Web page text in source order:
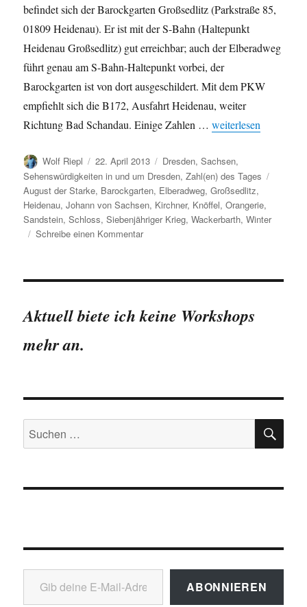
befindet sich der Barockgarten Großsedlitz (Parkstraße 85,
01809 Heidenau). Er ist mit der S-Bahn (Haltepunkt
Heidenau Großsedlitz) gut erreichbar; auch der Elberadweg
führt genau am S-Bahn-Haltepunkt vorbei, der
Barockgarten ist von dort ausgeschildert. Mit dem PKW
empfiehlt sich die B172, Ausfahrt Heidenau, weiter
Richtung Bad Schandau. Einige Zahlen …„Der Barockgarten
weiterlesen
Autor
Wolf Riepl
Veröffentlicht
am
22. April 2013 Kategorien
Dresden,Sachsen,
Sehenswürdigkeiten in und um Dresden,Zahl(en) des Tages
August der Starke, Barockgarten, Elberadweg,Großsedlitz,
Heidenau,Johann von Sachsen, Kirchner, Knöffel,Orangerie,
Sandstein,Schloss,Siebenjähriger Krieg,Wackerbarth,Winter
Schreibe einen Kommentarzu
Großsedlitz
Aktuell biete ich keine Workshops
mehr an.
Suchen
nach:
Gib deine E-Mail-Adresse ein ...
ABONNIEREN